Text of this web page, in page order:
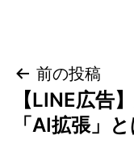
投
稿
前の投稿
【LINE広告
「AI拡張」と